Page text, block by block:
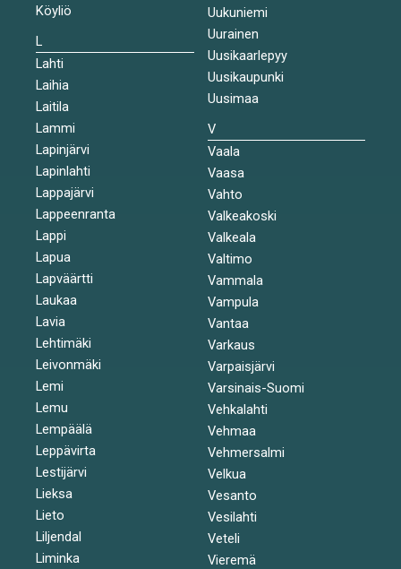
Köyliö
L
Lahti
Laihia
Laitila
Lammi
Lapinjärvi
Lapinlahti
Lappajärvi
Lappeenranta
Lappi
Lapua
Lapväärtti
Laukaa
Lavia
Lehtimäki
Leivonmäki
Lemi
Lemu
Lempäälä
Leppävirta
Lestijärvi
Lieksa
Lieto
Liljendal
Liminka
Uukuniemi
Uurainen
Uusikaarlepyy
Uusikaupunki
Uusimaa
V
Vaala
Vaasa
Vahto
Valkeakoski
Valkeala
Valtimo
Vammala
Vampula
Vantaa
Varkaus
Varpaisjärvi
Varsinais-Suomi
Vehkalahti
Vehmaa
Vehmersalmi
Velkua
Vesanto
Vesilahti
Veteli
Vieremä